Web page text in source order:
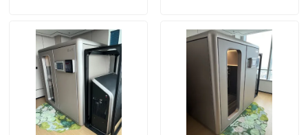
उत्पादों
वीडियो
हमारे बारे में